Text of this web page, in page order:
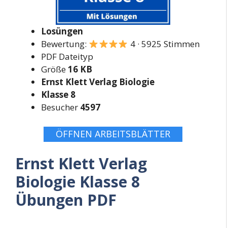
Losüngen
Bewertung:
4 · 5925 Stimmen
PDF Dateityp
Größe16 KB
Ernst Klett Verlag Biologie
Klasse 8
Besucher 4597
ÖFFNEN ARBEITSBLÄTTER
Ernst Klett Verlag
Biologie Klasse 8
Übungen PDF